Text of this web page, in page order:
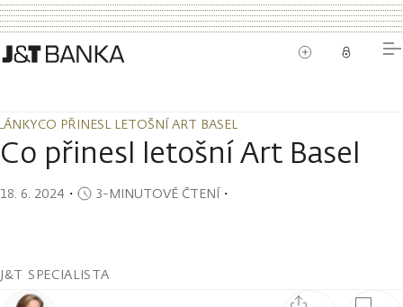
CO PŘINESL LETOŠNÍ ART BASEL
CO PŘINESL LETOŠNÍ ART BASEL
Co přinesl letošní Art Basel
18. 6. 2024 ・ 3-MINUTOVÉ ČTENÍ・
J&T SPECIALISTA